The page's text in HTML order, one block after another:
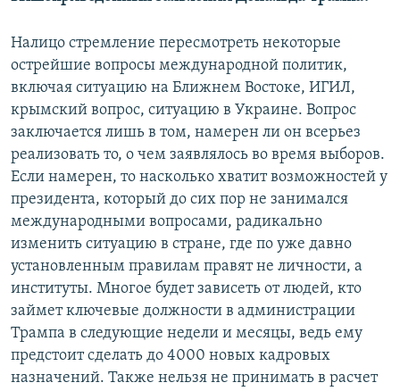
Налицо стремление пересмотреть некоторые
острейшие вопросы международной политик,
включая ситуацию на Ближнем Востоке, ИГИЛ,
крымский вопрос, ситуацию в Украине. Вопрос
заключается лишь в том, намерен ли он всерьез
реализовать то, о чем заявлялось во время выборов.
Если намерен, то насколько хватит возможностей у
президента, который до сих пор не занимался
международными вопросами, радикально
изменить ситуацию в стране, где по уже давно
установленным правилам правят не личности, а
институты. Многое будет зависеть от людей, кто
займет ключевые должности в администрации
Трампа в следующие недели и месяцы, ведь ему
предстоит сделать до 4000 новых кадровых
назначений. Также нельзя не принимать в расчет